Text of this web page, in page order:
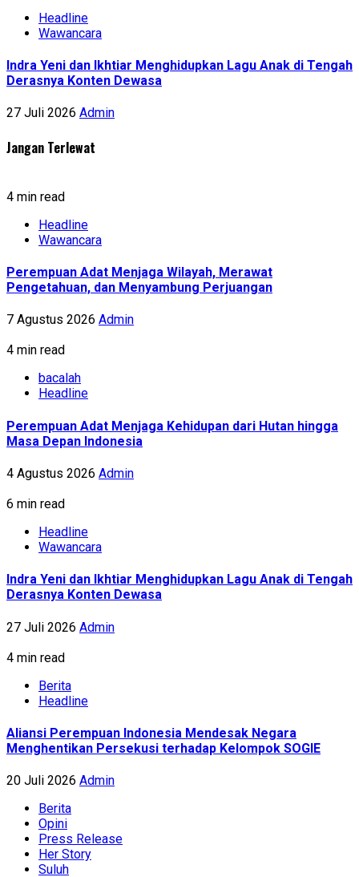
Headline
Wawancara
Indra Yeni dan Ikhtiar Menghidupkan Lagu Anak di Tengah
Derasnya Konten Dewasa
27 Juli 2026 Admin
Jangan Terlewat
4 min read
Headline
Wawancara
Perempuan Adat Menjaga Wilayah, Merawat
Pengetahuan, dan Menyambung Perjuangan
7 Agustus 2026 Admin
4 min read
bacalah
Headline
Perempuan Adat Menjaga Kehidupan dari Hutan hingga
Masa Depan Indonesia
4 Agustus 2026 Admin
6 min read
Headline
Wawancara
Indra Yeni dan Ikhtiar Menghidupkan Lagu Anak di Tengah
Derasnya Konten Dewasa
27 Juli 2026 Admin
4 min read
Berita
Headline
Aliansi Perempuan Indonesia Mendesak Negara
Menghentikan Persekusi terhadap Kelompok SOGIE
20 Juli 2026 Admin
Berita
Opini
Press Release
Her Story
Suluh